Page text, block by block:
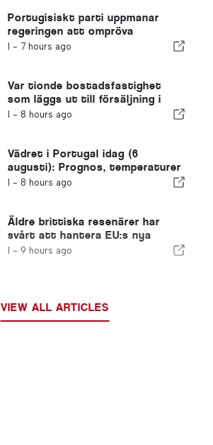
Portugisiskt parti uppmanar
regeringen att ompröva
Marockos värdskap för VM 2030
I - 7 hours ago
Var tionde bostadsfastighet
som läggs ut till försäljning i
Portugal säljs på mindre än en
I - 8 hours ago
Vädret i Portugal idag (6
augusti): Prognos, temperaturer
och vad man kan förvänta sig
I - 8 hours ago
Äldre brittiska resenärer har
svårt att hantera EU:s nya
fingeravtryckskontroller
I - 9 hours ago
VIEW ALL ARTICLES